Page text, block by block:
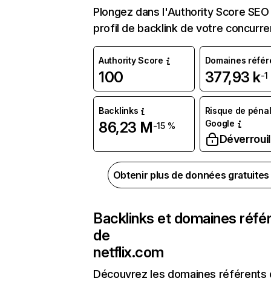
Plongez dans l'Authority Score
profil de backlink de votre
Authority Score
100
Domaines
377,93 k-1
Backlinks
86,23 M-15 %
Risque de
Google
Obtenir plus de données
Backlinks et domaines
de
netflix.com
Découvrez les domaines référents